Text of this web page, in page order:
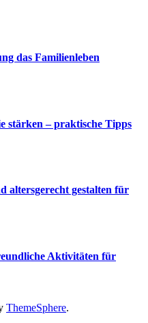
das Familienleben
stärken – praktische Tipps
altersgerecht gestalten für
Aktivitäten für
ThemeSphere.